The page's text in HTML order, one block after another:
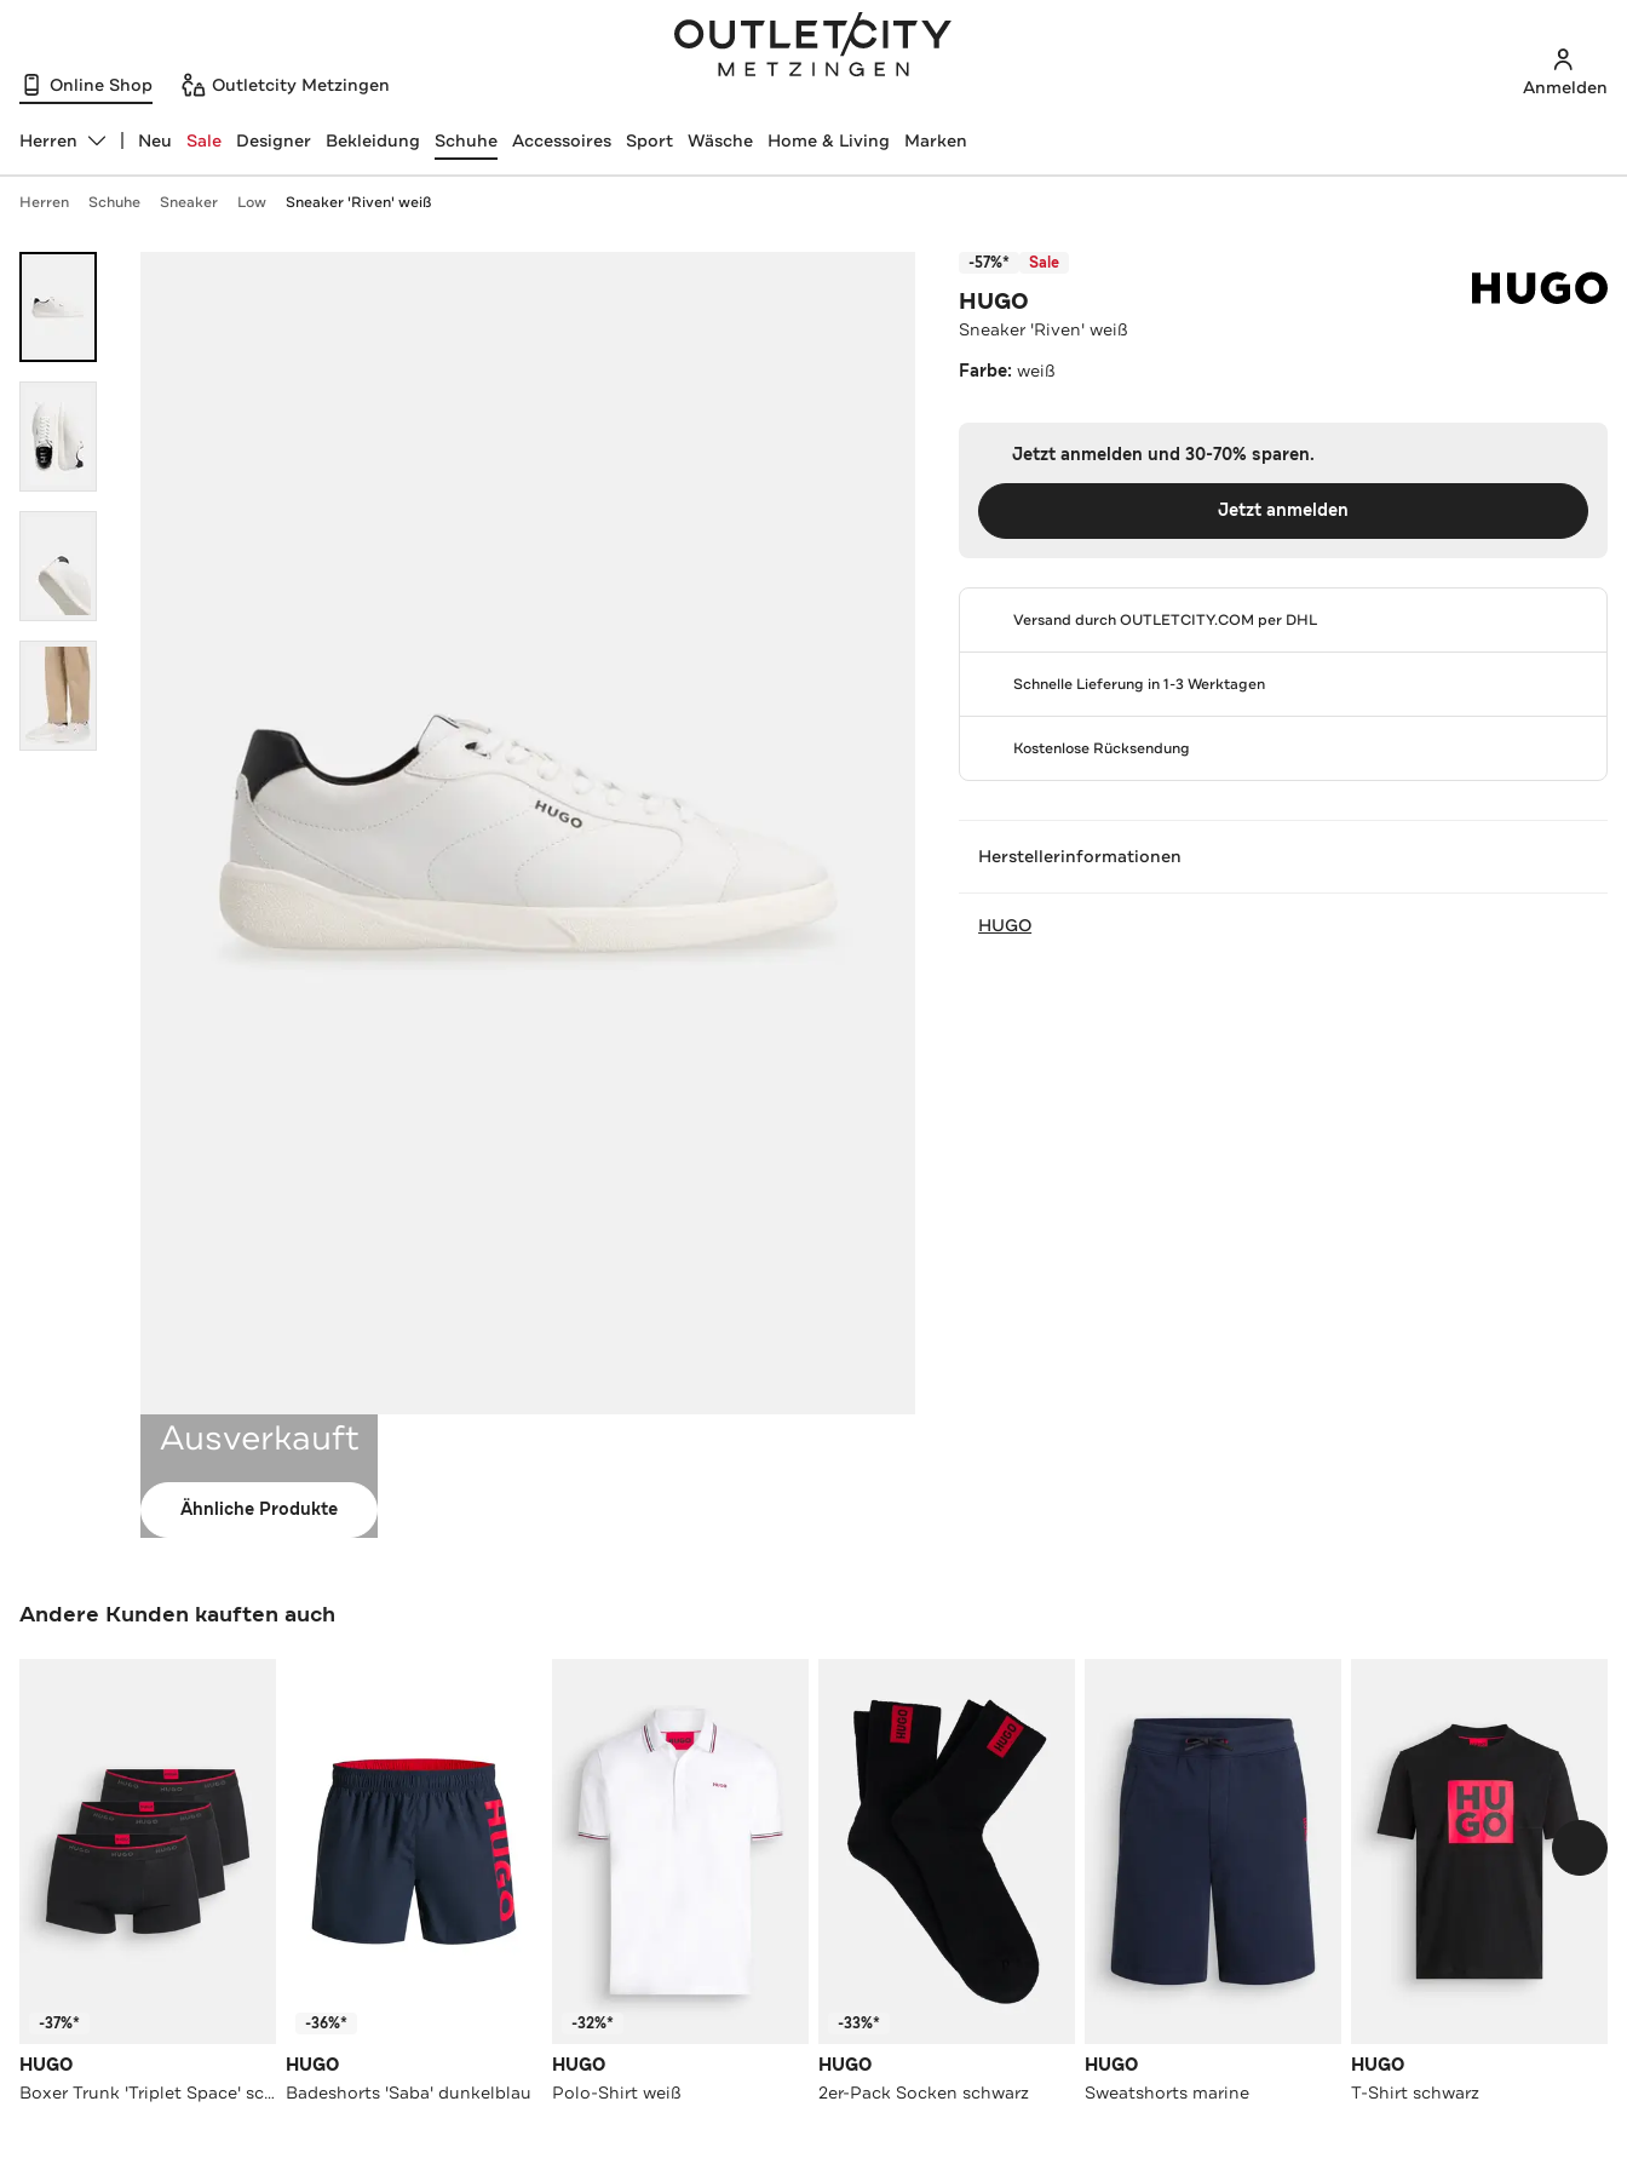
Online Shop Outletcity Metzingen Anmelden
Abteilung ändern, ausgewählt:
Herren Neu Sale Designer Bekleidung Schuhe Accessoires Sport Wäsche Home & Living Marken
Herren Schuhe Sneaker Low Sneaker 'Riven' weiß
Ausverkauft
Ähnliche Produkte
-57%* Sale
HUGO
Sneaker 'Riven' weiß
Farbe:weiß
Jetzt anmelden und 30-70% sparen.
Jetzt anmelden
Versand durchOUTLETCITY.COM per DHL
Schnelle Lieferung in 1-3 Werktagen
Kostenlose Rücksendung
Herstellerinformationen
HUGO
Andere Kunden kauften auch
-37%*
HUGO
Boxer Trunk 'Triplet Space' schwarz
-36%*
HUGO
Badeshorts 'Saba' dunkelblau
-32%*
HUGO
Polo-Shirt weiß
-33%*
HUGO
2er-Pack Socken schwarz
HUGO
Sweatshorts marine
HUGO
T-Shirt schwarz